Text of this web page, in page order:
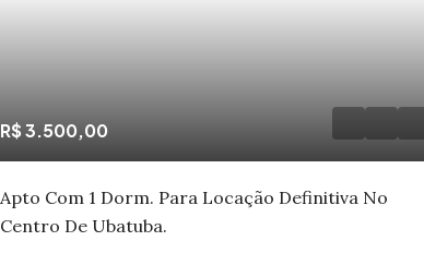
R$ 3.500,00
Apto Com 1 Dorm. Para Locação Definitiva No
Centro De Ubatuba.